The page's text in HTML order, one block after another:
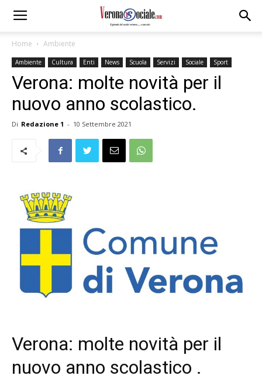
Home Ambiente
Ambiente Cultura Enti News Scuola Servizi Sociale Sport
Verona: molte novità per il
nuovo anno scolastico.
Di Redazione 1 - 10 Settembre 2021
Verona: molte novità per il
nuovo anno scolastico .